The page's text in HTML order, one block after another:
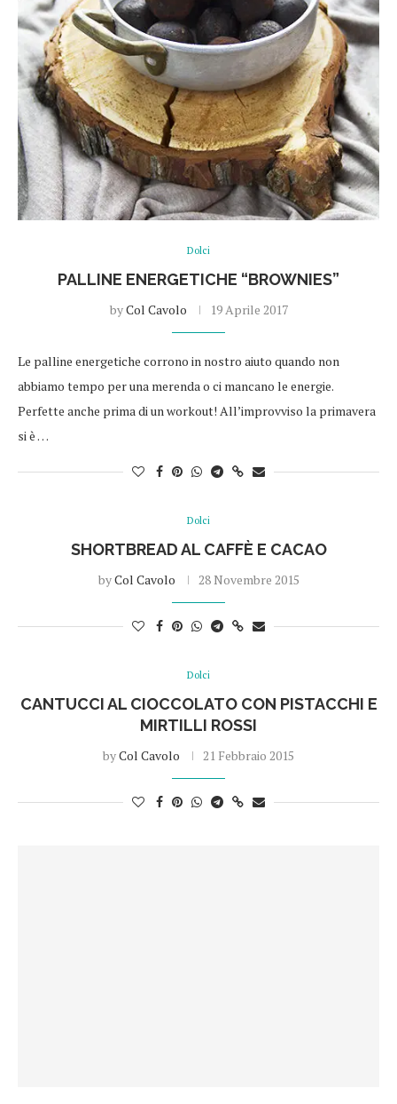
Dolci
PALLINE ENERGETICHE “BROWNIES”
byCol Cavolo 19 Aprile 2017
Le palline energetiche corrono in nostro aiuto quando non
abbiamo tempo per una merenda o ci mancano le energie.
Perfette anche prima di un workout! All’improvviso la primavera
si è …
Dolci
SHORTBREAD AL CAFFÈ E CACAO
byCol Cavolo 28 Novembre 2015
Dolci
CANTUCCI AL CIOCCOLATO CON PISTACCHI E
MIRTILLI ROSSI
byCol Cavolo 21 Febbraio 2015